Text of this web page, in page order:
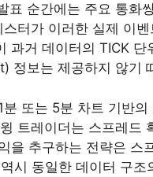
순간에는 주요 통화
터가 이러한 실제 이
과거 데이터의 TICK 단
정보는 제공하지 않기
또는 5분 차트 기반의
트레이더는 스프레드
을 추구하는 전략은 스
시 동일한 데이터 구조